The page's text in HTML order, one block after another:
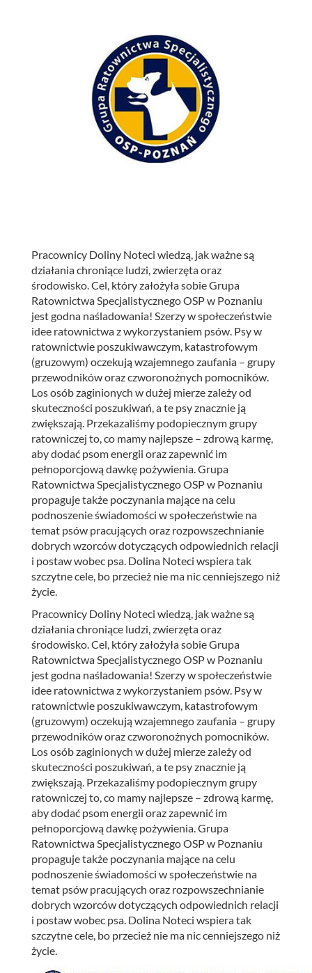
Pracownicy Doliny Noteci wiedzą, jak ważne są
działania chroniące ludzi, zwierzęta oraz
środowisko. Cel, który założyła sobie Grupa
Ratownictwa Specjalistycznego OSP w Poznaniu
jest godna naśladowania! Szerzy w społeczeństwie
idee ratownictwa z wykorzystaniem psów. Psy w
ratownictwie poszukiwawczym, katastrofowym
(gruzowym) oczekują wzajemnego zaufania – grupy
przewodników oraz czworonożnych pomocników.
Los osób zaginionych w dużej mierze zależy od
skuteczności poszukiwań, a te psy znacznie ją
zwiększają. Przekazaliśmy podopiecznym grupy
ratowniczej to, co mamy najlepsze – zdrową karmę,
aby dodać psom energii oraz zapewnić im
pełnoporcjową dawkę pożywienia. Grupa
Ratownictwa Specjalistycznego OSP w Poznaniu
propaguje także poczynania mające na celu
podnoszenie świadomości w społeczeństwie na
temat psów pracujących oraz rozpowszechnianie
dobrych wzorców dotyczących odpowiednich relacji
i postaw wobec psa. Dolina Noteci wspiera tak
szczytne cele, bo przecież nie ma nic cenniejszego niż
życie.
Pracownicy Doliny Noteci wiedzą, jak ważne są
działania chroniące ludzi, zwierzęta oraz
środowisko. Cel, który założyła sobie Grupa
Ratownictwa Specjalistycznego OSP w Poznaniu
jest godna naśladowania! Szerzy w społeczeństwie
idee ratownictwa z wykorzystaniem psów. Psy w
ratownictwie poszukiwawczym, katastrofowym
(gruzowym) oczekują wzajemnego zaufania – grupy
przewodników oraz czworonożnych pomocników.
Los osób zaginionych w dużej mierze zależy od
skuteczności poszukiwań, a te psy znacznie ją
zwiększają. Przekazaliśmy podopiecznym grupy
ratowniczej to, co mamy najlepsze – zdrową karmę,
aby dodać psom energii oraz zapewnić im
pełnoporcjową dawkę pożywienia. Grupa
Ratownictwa Specjalistycznego OSP w Poznaniu
propaguje także poczynania mające na celu
podnoszenie świadomości w społeczeństwie na
temat psów pracujących oraz rozpowszechnianie
dobrych wzorców dotyczących odpowiednich relacji
i postaw wobec psa. Dolina Noteci wspiera tak
szczytne cele, bo przecież nie ma nic cenniejszego niż
życie.